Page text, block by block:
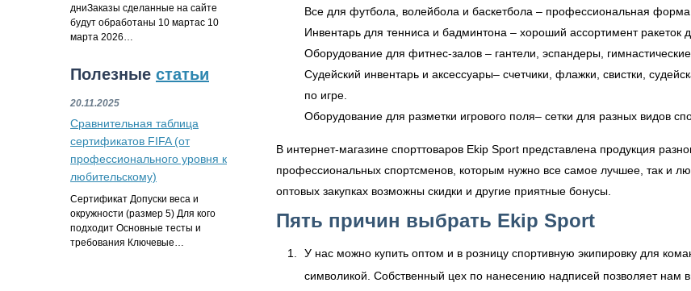
дниЗаказы сделанные на сайте
будут обработаны 10 мартас 10
марта 2026…
Полезные статьи
20.11.2025
Сравнительная таблица
сертификатов FIFA (от
профессионального уровня к
любительскому)
Сертификат Допуски веса и
окружности (размер 5) Для кого
подходит Основные тесты и
требования Ключевые…
Все для футбола, волейбола и баскетбола – профессиональная
Инвентарь для тенниса и бадминтона – хороший ассортимент
Оборудование для фитнес-залов – гантели, эспандеры,
Судейский инвентарь и аксессуары– счетчики, флажки, свистки,
по игре.
Оборудование для разметки игрового поля– сетки для разных видов
В интернет-магазине спорттоваров Ekip Sport представлена продукция
профессиональных спортсменов, которым нужно все самое лучшее, так и
оптовых закупках возможны скидки и другие приятные бонусы.
Пять причин выбрать Ekip Sport
У нас можно купить оптом и в розницу спортивную экипировку для
символикой. Собственный цех по нанесению надписей позволяет нам